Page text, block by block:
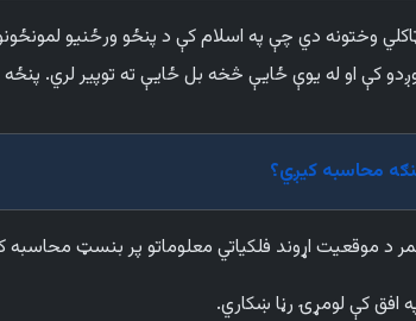
وختونه دي چې په اسلام کې د پنځو ورځنیو
کې او له یوې ځایې څخه بل ځایې ته توپیر لري.
محاسبه کیږي؟
د موقعیت اړوند فلکیاتي معلوماتو پر بنسټ
افق کې لومړۍ رڼا ښکاري.